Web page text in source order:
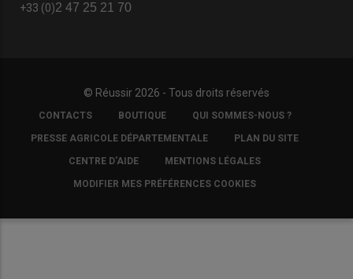
+33 (0)2 47 25 21 70
© Réussir 2026 - Tous droits réservés
FOOTER
COPYRIGHT
CONTACTS BOUTIQUE QUI SOMMES-NOUS ?
PRESSE AGRICOLE DÉPARTEMENTALE PLAN DU SITE
CENTRE D'AIDE MENTIONS LÉGALES
MODIFIER MES PRÉFÉRENCES COOKIES